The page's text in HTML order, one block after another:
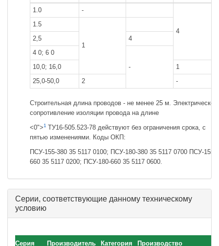
1.0
-
4
1.5
1
2,5
4
4 0; 6 0
-
10,0; 16,0
1
25,0-50,0
2 -
Строительная длина проводов - не менее 25 м. Электрическое
сопротивление изоляции провода на длине
<0">1 ТУ16-505.523-78 действуют без ограничения срока, с
пятью изменениями. Коды ОКП:
ПСУ-155-380 35 5117 0100; ПСУ-180-380 35 5117 0700 ПСУ-155-
660 35 5117 0200; ПСУ-180-660 35 5117 0600.
Серии, соответствующие данному техническому
условию
Серия Производитель Категория Производство